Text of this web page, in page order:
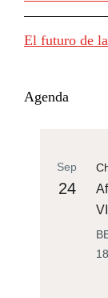
El futuro de
Agenda
Sep
24